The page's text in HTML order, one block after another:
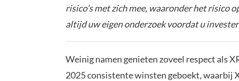
risico’s met zich mee, waaronder het risico
altijd uw eigen onderzoek voordat u
Weinig namen genieten zoveel respect als
2025 consistente winsten geboekt, waarbij